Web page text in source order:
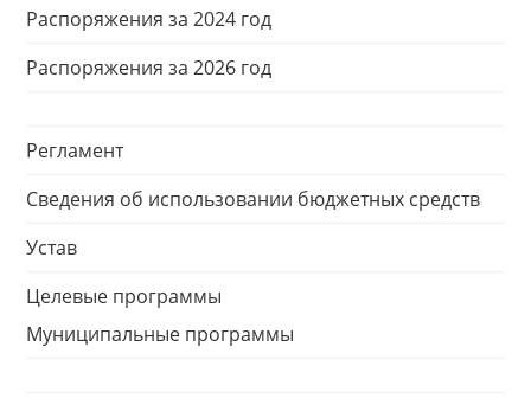
Распоряжения за 2024 год
Распоряжения за 2026 год
Регламент
Сведения об использовании бюджетных средств
Устав
Целевые программы
Муниципальные программы